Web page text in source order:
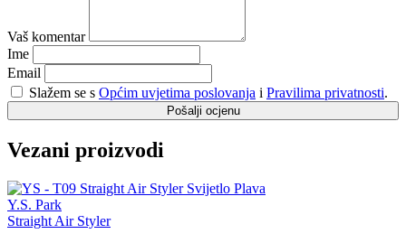
Vaš komentar
Ime
Email
Slažem se s Općim uvjetima poslovanja i Pravilima privatnosti.
Pošalji ocjenu
Vezani proizvodi
Y.S. Park
Straight Air Styler